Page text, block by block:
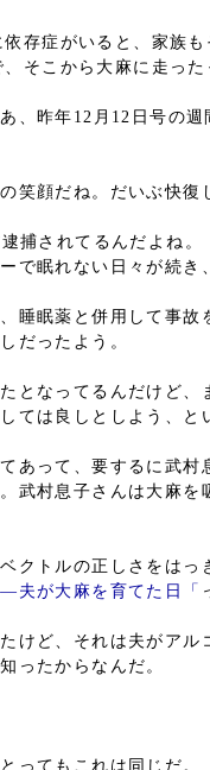
存症がいると、家族
そこから大麻に走った
、昨年12月12日号の
笑顔だね。だいぶ快
捕されてるんだよね。
で眠れない日々が続
睡眠薬と併用して事
だったよう。
となってるんだけど
ては良しとしよう、と
あって、要するに武
武村息子さんは大麻
クトルの正しさをはっ
―夫が大麻を育てた日「
けど、それは夫がア
ったからなんだ。
ってもこれは同じだ。